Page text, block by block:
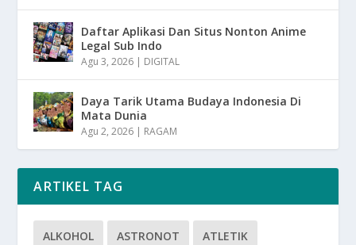
Daftar Aplikasi Dan Situs Nonton Anime
Legal Sub Indo
Agu 3, 2026 | DIGITAL
Daya Tarik Utama Budaya Indonesia Di
Mata Dunia
Agu 2, 2026 | RAGAM
ARTIKEL TAG
ALKOHOL ASTRONOT ATLETIK